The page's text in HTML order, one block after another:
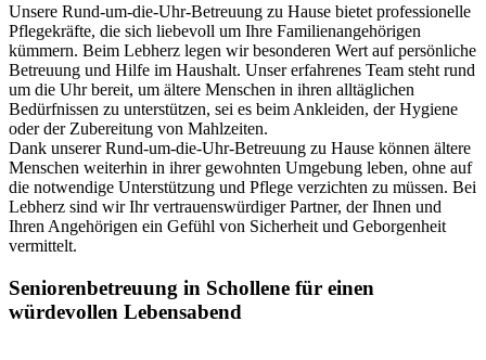
Unsere Rund-um-die-Uhr-Betreuung zu Hause bietet professionelle
Pflegekräfte, die sich liebevoll um Ihre Familienangehörigen
kümmern. Beim Lebherz legen wir besonderen Wert auf persönliche
Betreuung und Hilfe im Haushalt. Unser erfahrenes Team steht rund
um die Uhr bereit, um ältere Menschen in ihren alltäglichen
Bedürfnissen zu unterstützen, sei es beim Ankleiden, der Hygiene
oder der Zubereitung von Mahlzeiten.
Dank unserer Rund-um-die-Uhr-Betreuung zu Hause können ältere
Menschen weiterhin in ihrer gewohnten Umgebung leben, ohne auf
die notwendige Unterstützung und Pflege verzichten zu müssen. Bei
Lebherz sind wir Ihr vertrauenswürdiger Partner, der Ihnen und
Ihren Angehörigen ein Gefühl von Sicherheit und Geborgenheit
vermittelt.
Senioren­betreuung in Schollene für einen
würdevollen Lebensabend